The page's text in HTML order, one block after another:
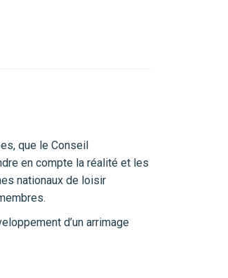
que le Conseil
en compte la réalité et les
nationaux de loisir
d’un arrimage